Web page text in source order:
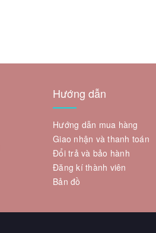
Hướng dẫn
Hướng dẫn mua hàng
Giao nhận và thanh toán
Đổi trả và bảo hành
Đăng kí thành viên
Bản đồ